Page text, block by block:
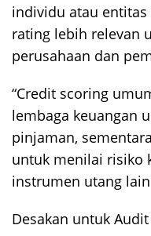
individu atau
rating lebih relevan
perusahaan dan
“Credit scoring
lembaga keuangan
pinjaman,
untuk menilai risiko
instrumen utang
Desakan untuk